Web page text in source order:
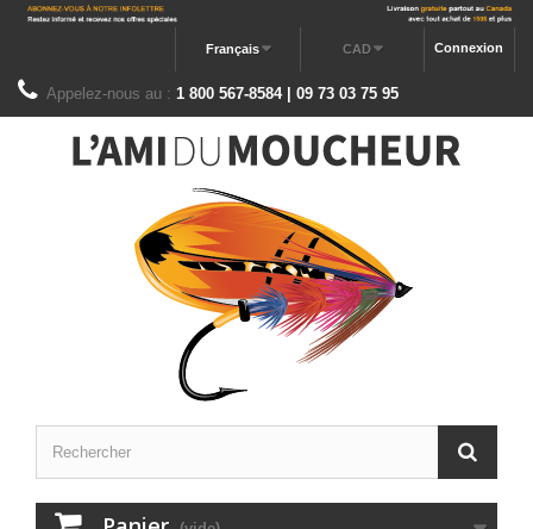
Connexion
CAD
Français
Appelez-nous au : 1 800 567-8584 | 09 73 03 75 95